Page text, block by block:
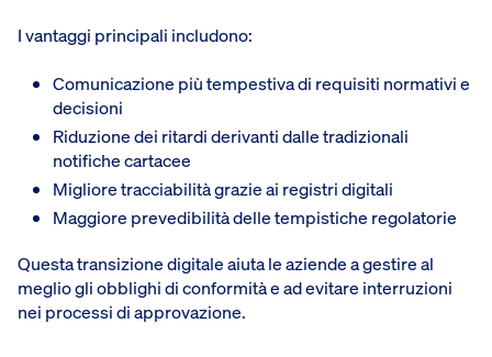
I vantaggi principali includono:
Comunicazione più tempestiva di requisiti normativi e
decisioni
Riduzione dei ritardi derivanti dalle tradizionali
notifiche cartacee
Migliore tracciabilità grazie ai registri digitali
Maggiore prevedibilità delle tempistiche regolatorie
Questa transizione digitale aiuta le aziende a gestire al
meglio gli obblighi di conformità e ad evitare interruzioni
nei processi di approvazione.